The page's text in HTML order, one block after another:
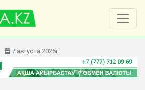
7 августа 2026г.